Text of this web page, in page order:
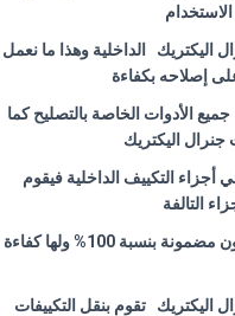
اليكتريك الداخلية وهذا ما نعمل
إصلاحه بكفاءة
الأدوات الخاصة بالتصليح كما
جنرال اليكتريك
التكييف الداخلية فيقوم
التالفة
وتركيب قطع الغيار الجديدة الأصلية والتي تكون مضمونة بنسبة 100% ولها كفاءة
تقوم بنقل التكييفات